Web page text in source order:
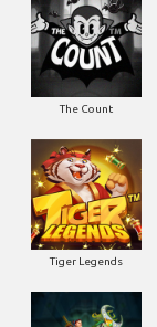
The Count
Tiger Legends